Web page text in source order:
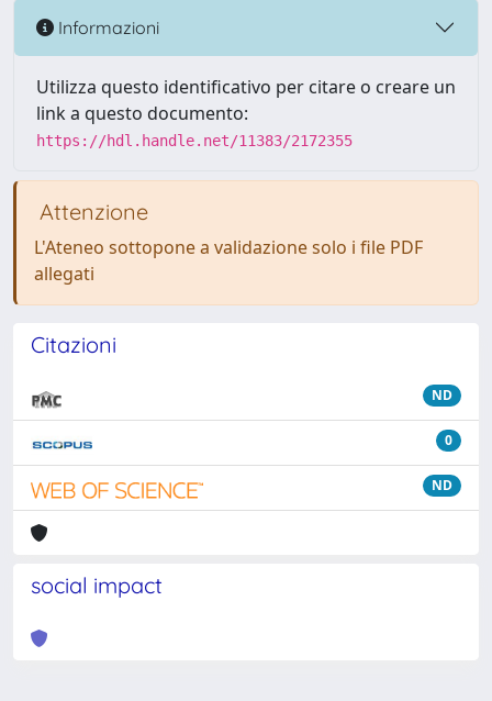
Informazioni
Utilizza questo identificativo per citare o creare un
link a questo documento:
https://hdl.handle.net/11383/2172355
Attenzione
L'Ateneo sottopone a validazione solo i file PDF
allegati
Citazioni
ND
0
ND
social impact